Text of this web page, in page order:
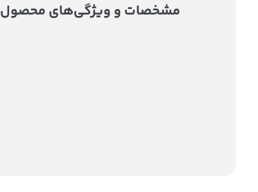
مشخصات و ویژگی‌های محصول